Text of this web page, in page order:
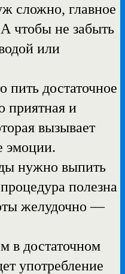
сложно, главное
А чтобы не забыть
или
пить достаточное
приятная и
вызывает
эмоции.
нужно выпить
полезна
желудочно —
в достаточном
употребление